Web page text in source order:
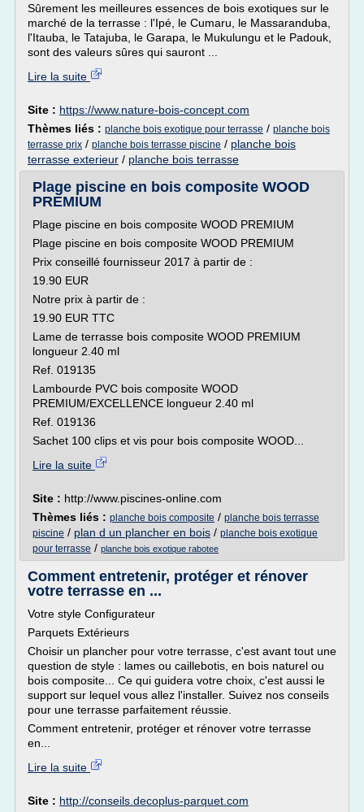
Sûrement les meilleures essences de bois exotiques sur le
marché de la terrasse : l'Ipé, le Cumaru, le Massaranduba,
l'Itauba, le Tatajuba, le Garapa, le Mukulungu et le Padouk,
sont des valeurs sûres qui sauront ...
Lire la suite
Site : https://www.nature-bois-concept.com
Thèmes liés : planche bois exotique pour terrasse / planche bois
terrasse prix / planche bois terrasse piscine / planche bois
terrasse exterieur / planche bois terrasse
Plage piscine en bois composite WOOD
PREMIUM
Plage piscine en bois composite WOOD PREMIUM
Plage piscine en bois composite WOOD PREMIUM
Prix conseillé fournisseur 2017 à partir de :
19.90 EUR
Notre prix à partir de :
19.90 EUR TTC
Lame de terrasse bois composite WOOD PREMIUM
longueur 2.40 ml
Ref. 019135
Lambourde PVC bois composite WOOD
PREMIUM/EXCELLENCE longueur 2.40 ml
Ref. 019136
Sachet 100 clips et vis pour bois composite WOOD...
Lire la suite
Site : http://www.piscines-online.com
Thèmes liés : planche bois composite / planche bois terrasse
piscine / plan d un plancher en bois / planche bois exotique
pour terrasse / planche bois exotique rabotee
Comment entretenir, protéger et rénover
votre terrasse en ...
Votre style Configurateur
Parquets Extérieurs
Choisir un plancher pour votre terrasse, c'est avant tout une
question de style : lames ou caillebotis, en bois naturel ou
bois composite... Ce qui guidera votre choix, c'est aussi le
support sur lequel vous allez l'installer. Suivez nos conseils
pour une terrasse parfaitement réussie.
Comment entretenir, protéger et rénover votre terrasse
en...
Lire la suite
Site : http://conseils.decoplus-parquet.com